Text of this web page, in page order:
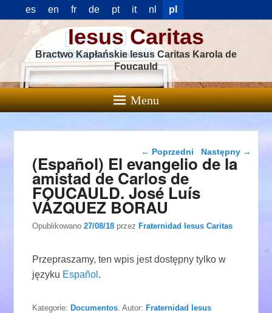
es en fr de pt it nl pl
Iesus Caritas
Bractwo Kapłańskie Iesus Caritas Karola de
Foucauld
Menu
Nawigacja wpisu
← Poprzedni Następny →
(Español) El evangelio de la
amistad de Carlos de
FOUCAULD. José Luís
VÁZQUEZ BORAU
Opublikowano27/08/18 przezFraternidad Iesus Caritas
Przepraszamy, ten wpis jest dostępny tylko w
języku Español .
Kategorie:Documentos . Autor:Fraternidad Iesus